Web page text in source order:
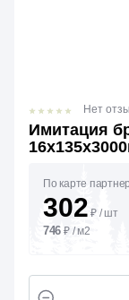
Имитация
Нет
По карте
302 ₽ / шт
746 ₽ /м2